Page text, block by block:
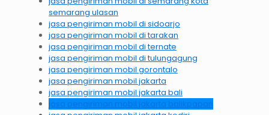
semarang ulasan
jasa pengiriman mobil di sidoarjo
jasa pengiriman mobil di tarakan
jasa pengiriman mobil di ternate
jasa pengiriman mobil di tulungagung
jasa pengiriman mobil gorontalo
jasa pengiriman mobil jakarta
jasa pengiriman mobil jakarta bali
jasa pengiriman mobil jakarta balikpapan